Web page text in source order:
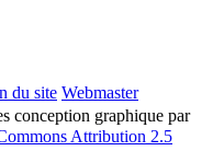
du site Webmaster
conception graphique par
Attribution 2.5